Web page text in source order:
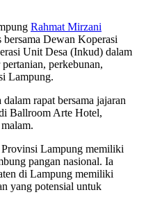
Rahmat Mirzani
bersama Dewan Koperasi
Unit Desa (Inkud) dalam
perkebunan,
Lampung.
rapat bersama jajaran
Ballroom Arte Hotel,
Lampung memiliki
pangan nasional. Ia
di Lampung memiliki
yang potensial untuk